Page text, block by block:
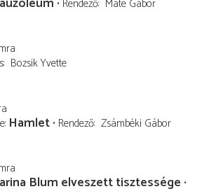
Rendező Máté Gábor
Bozsik Yvette
Hamlet Rendező Zsámbéki Gábor
Blum elveszett tisztessége